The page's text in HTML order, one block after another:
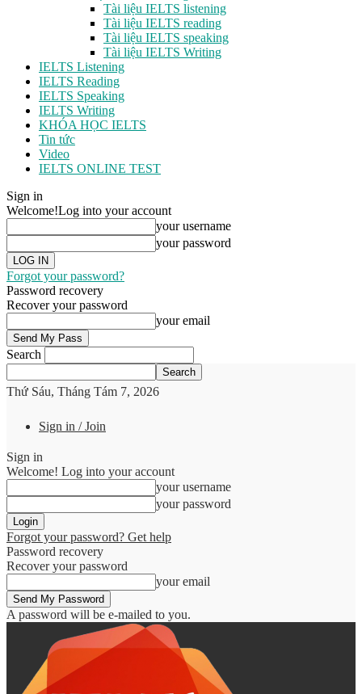
Tài liệu IELTS listening
Tài liệu IELTS reading
Tài liệu IELTS speaking
Tài liệu IELTS Writing
IELTS Listening
IELTS Reading
IELTS Speaking
IELTS Writing
KHÓA HỌC IELTS
Tin tức
Video
IELTS ONLINE TEST
Sign in
Welcome!Log into your account
your username
your password
Forgot your password?
Password recovery
Recover your password
your email
Search
Thứ Sáu, Tháng Tám 7, 2026
Sign in / Join
Sign in
Welcome! Log into your account
your username
your password
Forgot your password? Get help
Password recovery
Recover your password
your email
A password will be e-mailed to you.